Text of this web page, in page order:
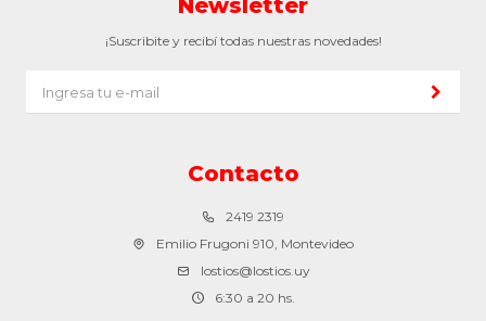
Contacto
2419 2319
Emilio Frugoni 910, Montevideo
lostios@lostios.uy
6:30 a 20 hs.
Newsletter
¡Suscribite y recibí todas nuestras novedades!